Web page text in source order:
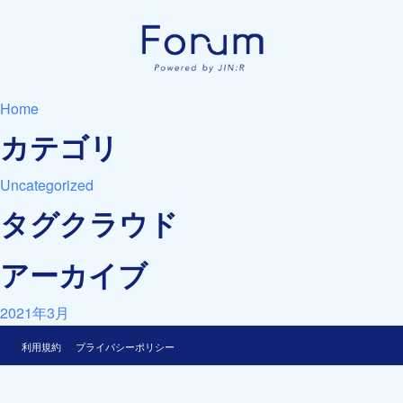
Home
カテゴリ
Uncategorized
タグクラウド
アーカイブ
2021年3月
利用規約 プライバシーポリシー